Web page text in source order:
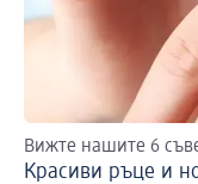
Вижте нашите 6
Красиви ръце и